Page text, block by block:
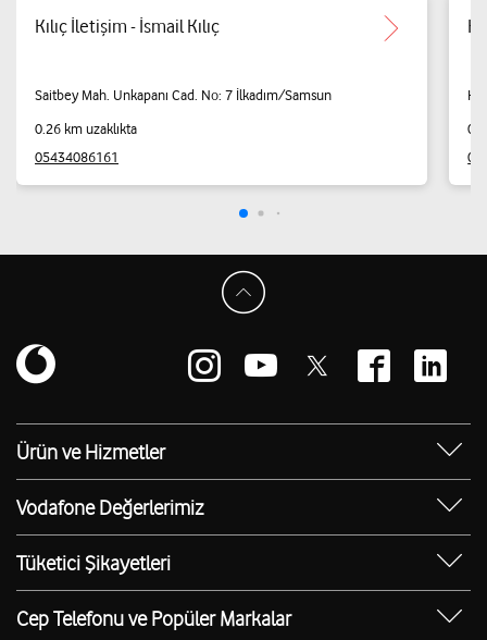
Kılıç İletişim - İsmail Kılıç
Saitbey Mah. Unkapanı Cad. No: 7 İlkadım/Samsun
0.26 km uzaklıkta
05434086161
Ürün ve Hizmetler
Yanımda Uygulaması
Vodafone 4.5G
Ürünler
Toptan
TOBi
Vodafone Değerlerimiz
Sosyal Destek
Erişilebilir Mağazalar
E-Atık Geri Dönüşümü
Tüketici Şikayetleri
Şikayet Talebi Oluşturma/Takibi
Borç Alacak Sorgulama
Cep Telefonu ve Popüler Markalar